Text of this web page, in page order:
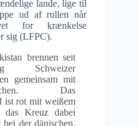
lande, lige til
ud af rullen når
for krænkelse
sig (LFPC).
brennen seit
Schweizer
gemeinsam mit
Das
ist rot mit weißem
Kreuz dabei
der dänischen,